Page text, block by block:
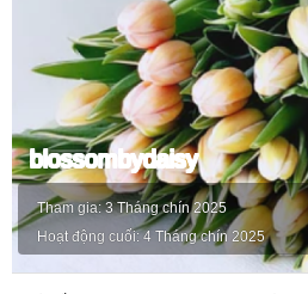
blossombydaisy
Tham gia 3 Tháng chín 2025
Hoạt động cuối 4 Tháng chín 2025